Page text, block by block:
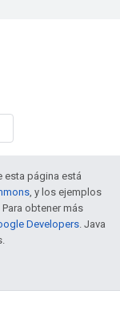
esta página está
, y los ejemplos
Para obtener más
Developers. Java